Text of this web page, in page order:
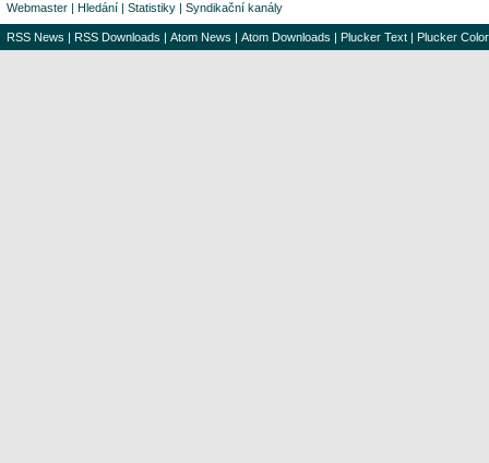
Webmaster | Hledání | Statistiky | Syndikační kanály
RSS News | RSS Downloads | Atom News | Atom Downloads | Plucker Text | Plucker Color